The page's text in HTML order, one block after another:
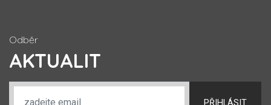
Odběr
AKTUALIT